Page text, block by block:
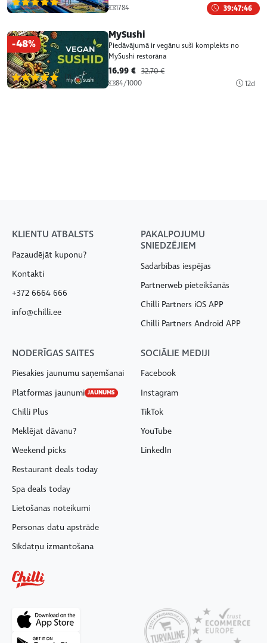
1784
39:47:46
-48%
(1)
MySushi
Piedāvājumā ir vegānu suši komplekts no
MySushi restorāna
16.99 € 32.70 €
84/1000
12d
KLIENTU ATBALSTS
Pazaudējāt kuponu?
Kontakti
+372 6664 666
info@chilli.ee
PAKALPOJUMU
SNIEDZĒJIEM
Sadarbības iespējas
Partnerweb pieteikšanās
Chilli Partners iOS APP
Chilli Partners Android APP
NODERĪGAS SAITES
Piesakies jaunumu saņemšanai
Platformas jaunumi JAUNUMS
Chilli Plus
Meklējat dāvanu?
Weekend picks
Restaurant deals today
Spa deals today
Lietošanas noteikumi
Personas datu apstrāde
Sīkdatņu izmantošana
SOCIĀLIE MEDIJI
Facebook
Instagram
TikTok
YouTube
LinkedIn